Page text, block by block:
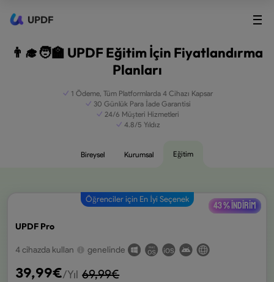
UPDF
👨‍🎓🧑‍🏫 UPDF Eğitim İçin Fiyatlandırma
Planları
1 Ödeme, Tüm Platformlarda 4 Cihazı Kapsar
30 Günlük Para İade Garantisi
24/6 Müşteri Hizmetleri
4.8/5 Yıldız
Bireysel Kurumsal Eğitim
43 % indirim
Öğrenciler için En İyi Seçenek
UPDF Pro
4 cihazda kullan genelinde
39,99€/Yıl 69,99€